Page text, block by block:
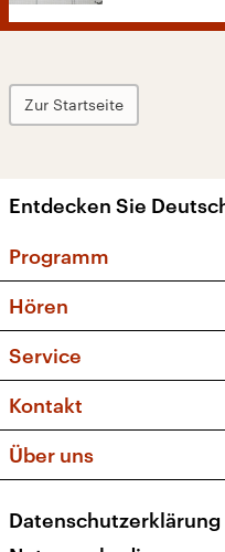
Zur Startseite
Entdecken Sie
Programm
Sendungen und
Musikliste
Kakadu – Das
Hören
Frequenzen
Service
FAQ
Apps
Newsletter
Kontakt
Social Media
Über uns
Presse
Datenschutzerklärung